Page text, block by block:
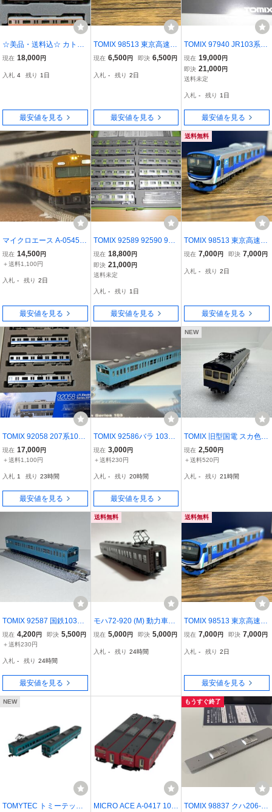
☆美品・送料込☆ カトー
KATO 10-1621 E233系 中
置車）6両基本セット
現在 18,000円
入札 4 残り 1日
最安値を見る
TOMIX 98513 東京高速臨
海鉄道71-000形 71-M 71-
ージ 現状品 りんかい
現在 6,500円 即決 6,500円
入札 - 残り 2日
最安値を見る
TOMIX 97940 JR103系通
勤電車 JR西日本仕様・混
成編成・オレンジ ８両セ
ット 特別企画品 トミッ
現在 19,000円
即決 21,000円
送料未定
入札 - 残り 1日
最安値を見る
マイクロエース A-0545 1
03系西日本更新車 濃黄色
3両セット
現在 14,500円
＋送料1,100円
入札 - 残り 2日
最安値を見る
TOMIX 92589 92590 925
91 E235系通勤電車 山手
線 基本＋増結A・B 11両
セット トミックス
現在 18,800円
即決 21,000円
送料未定
入札 - 残り 1日
最安値を見る
送料無料
TOMIX 98513 東京高速臨
海鉄道71-000形 71-Tc’ 鉄
品 りんかい線 車両のみ
現在 7,000円 即決 7,000円
入札 - 残り 2日
最安値を見る
TOMIX 92058 207系1000
番代 旧塗装
現在 17,000円
＋送料1,100円
入札 1 残り 23時間
最安値を見る
TOMIX 92586バラ 103系
通勤電車（高運転台非AT
C車・スカイブルー） ク
現在 3,000円
＋送料230円
入札 - 残り 20時間
最安値を見る
NEW
TOMIX 旧型国電 スカ色
クモハ ジャンク
現在 2,500円
＋送料520円
入札 - 残り 21時間
TOMIX 92587 国鉄103系
通勤電車 新製冷房車・ス
カイブルー 基本セット よ
現在 4,200円 即決 5,500円
＋送料230円
入札 - 残り 24時間
最安値を見る
送料無料
モハ72-920 (M) 動力車
貫通扉ガラスなし 国鉄
TOMIX トミックス
現在 5,000円 即決 5,000円
入札 - 残り 24時間
送料無料
TOMIX 98513 東京高速臨
海鉄道71-000形 71-Tc 鉄
品 りんかい線 車両のみ
現在 7,000円 即決 7,000円
入札 - 残り 2日
最安値を見る
NEW
TOMYTEC トミーテック MICRO ACE A-0417 103
もうすぐ終了
TOMIX 98837 クハ206-1